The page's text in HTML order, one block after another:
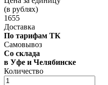
(в рублях)
1655
Доставка
По тарифам ТК
Самовывоз
Со склада
в Уфе и Челябинске
Количество